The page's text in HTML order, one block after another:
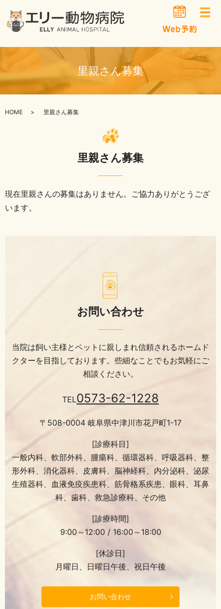
メ
里親さん募集
HOME 里親さん募集
里親さん募集
現在里親さんの募集はありません。 ご協力ありがとうござ
います。
お問い合わせ
当院は飼い主様とペットに親しまれ信頼されるホームド
クターを目指しております。 些細なことでもお気軽にご
相談ください。
TEL0573-62-1228
〒508-0004 岐阜県中津川市花戸町1-17
[診療科目]
一般内科、軟部外科、腫瘍科、循環器科、呼吸器科、整
形外科、消化器科、皮膚科、脳神経科、内分泌科、泌尿
生殖器科、血液免疫疾患科、筋骨格系疾患、眼科、耳鼻
科、歯科、救急診療科、その他
[診療時間]
9:00～12:00 / 16:00～18:00
[休診日]
月曜日、日曜日午後、祝日午後
お問い合わせ